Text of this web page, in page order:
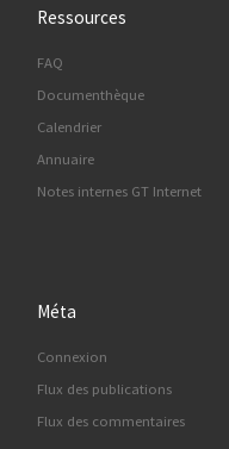
Ressources
FAQ
Documenthèque
Calendrier
Annuaire
Notes internes GT Internet
Méta
Connexion
Flux des publications
Flux des commentaires